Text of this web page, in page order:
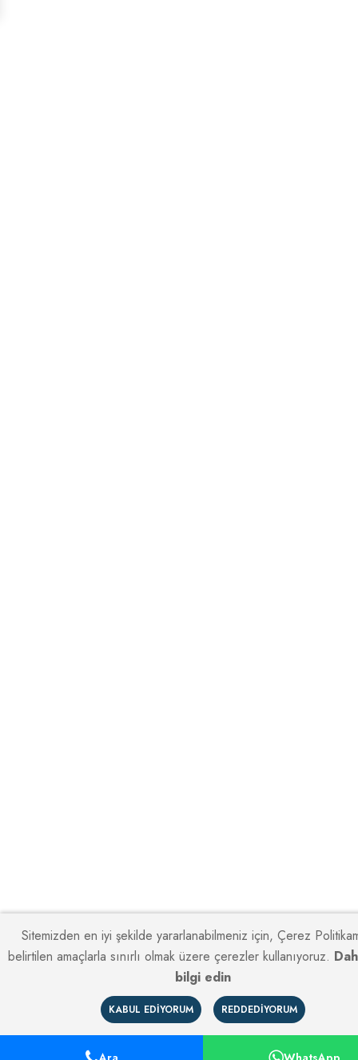
Sitemizden en iyi şekilde yararlanabilmeniz için, Çerez
belirtilen amaçlarla sınırlı olmak üzere çerezler kullanıyoruz.
bilgi edin
KABUL EDIYORUM REDDEDIYORUM